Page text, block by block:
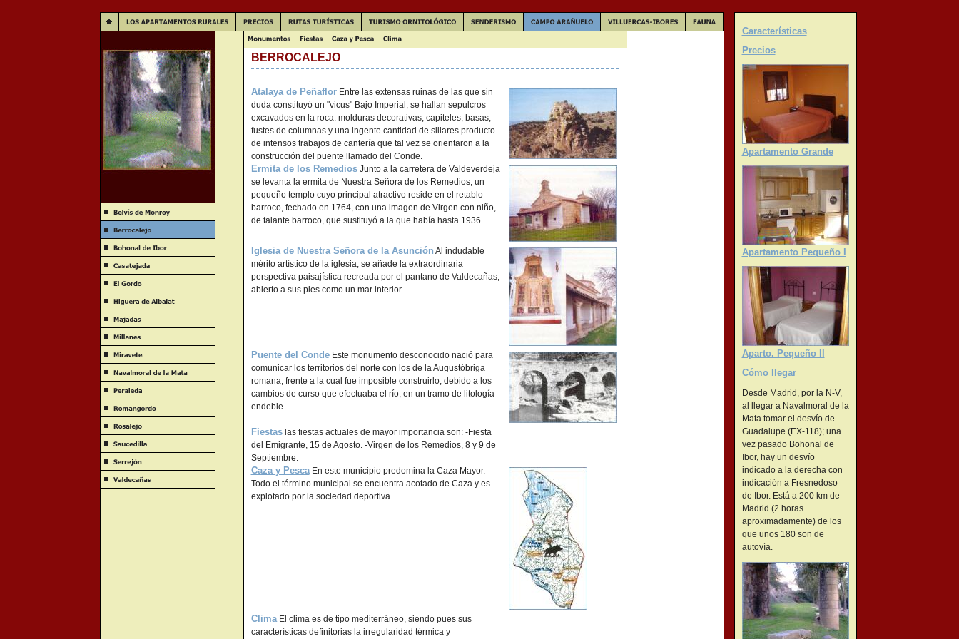
BERROCALEJO
Atalaya de PeñaflorEntre las extensas ruinas de las que sin
duda constituyó un "vicus" Bajo Imperial, se hallan sepulcros
excavados en la roca. molduras decorativas, capiteles, basas,
fustes de columnas y una ingente cantidad de sillares producto
de intensos trabajos de cantería que tal vez se orientaron a la
construcción del puente llamado del Conde.
Ermita de los RemediosJunto a la carretera de Valdeverdeja
se levanta la ermita de Nuestra Señora de los Remedios, un
pequeño templo cuyo principal atractivo reside en el retablo
barroco, fechado en 1764, con una imagen de Virgen con niño,
de talante barroco, que sustituyó a la que había hasta 1936.
Iglesia de Nuestra Señora de la Asunción Al indudable
mérito artístico de la iglesia, se añade la extraordinaria
perspectiva paisajística recreada por el pantano de Valdecañas,
abierto a sus pies como un mar interior.
Puente del CondeEste monumento desconocido nació para
comunicar los territorios del norte con los de la Augustóbriga
romana, frente a la cual fue imposible construirlo, debido a los
cambios de curso que efectuaba el río, en un tramo de litología
endeble.
Fiestaslas fiestas actuales de mayor importancia son: -Fiesta
del Emigrante, 15 de Agosto. -Virgen de los Remedios, 8 y 9 de
Septiembre.
Caza y PescaEn este municipio predomina la Caza Mayor.
Todo el término municipal se encuentra acotado de Caza y es
explotado por la sociedad deportiva
ClimaEl clima es de tipo mediterráneo, siendo pues sus
características definitorias la irregularidad térmica y
Características
Precios
Apartamento Grande
Apartamento Pequeño I
Aparto. Pequeño II
Cómo llegar
Desde Madrid, por la N-V,
al llegar a Navalmoral de la
Mata tomar el desvío de
Guadalupe (EX-118); una
vez pasado Bohonal de
Ibor, hay un desvío
indicado a la derecha con
indicación a Fresnedoso
de Ibor. Está a 200 km de
Madrid (2 horas
aproximadamente) de los
que unos 180 son de
autovía.